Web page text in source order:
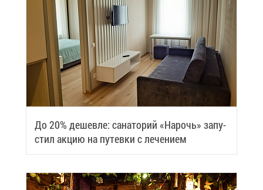
До 20% де­шев­ле: са­на­то­рий «На­рочь» за­пу­
стил ак­цию на пу­тев­ки с ле­че­ни­ем